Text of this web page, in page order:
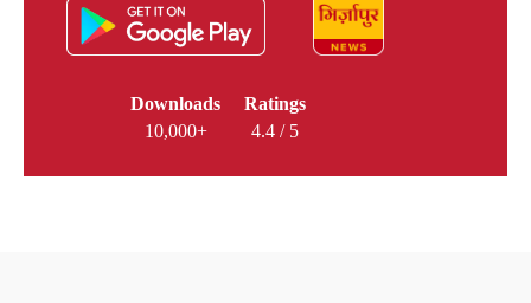
Downloads
10,000+
Ratings
4.4 / 5